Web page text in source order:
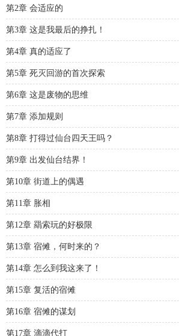
第2章 会适应的
第3章 这是我最后的挣扎！
第4章 真的适应了
第5章 死灭回游的首次探索
第6章 这是废物的思维
第7章 添加规则
第8章 打得过仙台四天王吗？
第9章 出发仙台结界！
第10章 街道上的偶遇
第11章 胀相
第12章 羂索玩的好极限
第13章 宿傩，何时来的？
第14章 怎么到我这来了！
第15章 复活的宿傩
第16章 宿傩的谋划
第17章 滴滴代打